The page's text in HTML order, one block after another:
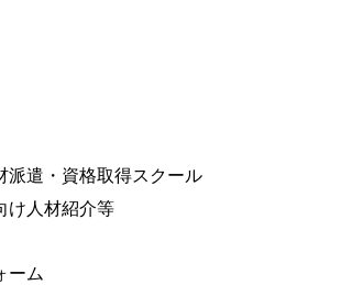
派遣・資格取得スクール
け人材紹介等
ーム